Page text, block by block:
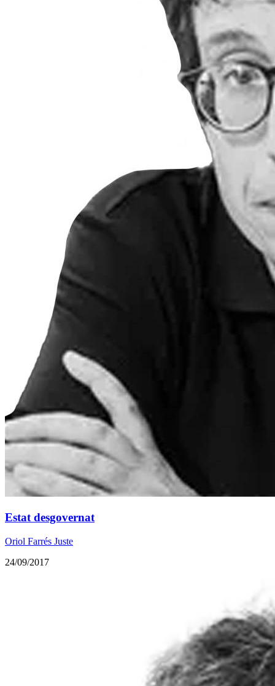
Estat desgovernat
Oriol Farrés Juste
24/09/2017